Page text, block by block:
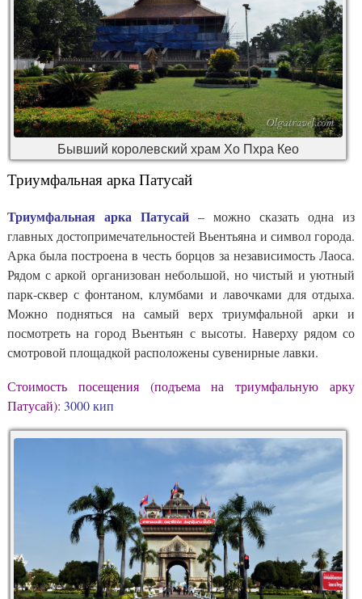
Бывший королевский храм Хо Пхра Кео
Триумфальная арка Патусай
Триумфальная арка Патусай – можно сказать одна из
главных достопримечательностей Вьентьяна и символ города.
Арка была построена в честь борцов за независимость Лаоса.
Рядом с аркой организован небольшой, но чистый и уютный
парк-сквер с фонтаном, клумбами и лавочками для отдыха.
Можно подняться на самый верх триумфальной арки и
посмотреть на город Вьентьян с высоты. Наверху рядом со
смотровой площадкой расположены сувенирные лавки.
Стоимость посещения (подъема на триумфальную арку
Патусай): 3000 кип